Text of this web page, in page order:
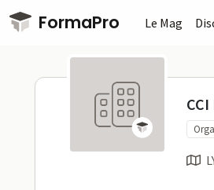
Passer au contenu principal
FormaPro Le Mag